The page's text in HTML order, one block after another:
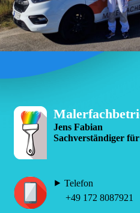
Jens Fabian
Sachverständiger
⯈ Telefon
+49 172 8087921